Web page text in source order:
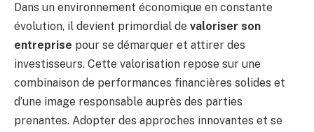
Dans un environnement économique en constante
évolution, il devient primordial de valoriser son
entreprise pour se démarquer et attirer des
investisseurs. Cette valorisation repose sur une
combinaison de performances financières solides et
d’une image responsable auprès des parties
prenantes. Adopter des approches innovantes et se